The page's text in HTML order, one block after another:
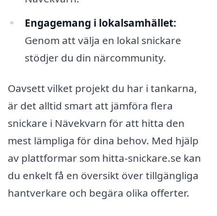
Engagemang i lokalsamhället:
Genom att välja en lokal snickare
stödjer du din närcommunity.
Oavsett vilket projekt du har i tankarna,
är det alltid smart att jämföra flera
snickare i Nävekvarn för att hitta den
mest lämpliga för dina behov. Med hjälp
av plattformar som hitta-snickare.se kan
du enkelt få en översikt över tillgängliga
hantverkare och begära olika offerter.